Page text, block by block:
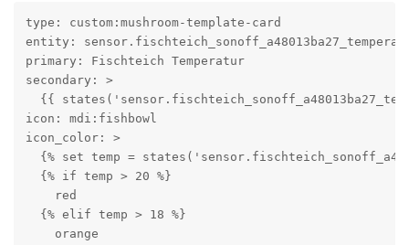
type: custom:mushroom-template-card
entity:
primary: Fischteich Temperatur
secondary: >
{{
icon: mdi:fishbowl
icon_color: >
{% set temp =
  {% if temp > 20 %}
    red
  {% elif temp > 18 %}
    orange